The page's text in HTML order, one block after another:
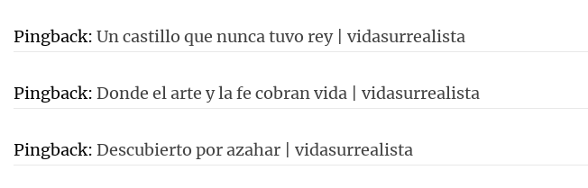
Pingback: Un castillo que nunca tuvo rey | vidasurrealista
Pingback: Donde el arte y la fe cobran vida | vidasurrealista
Pingback: Descubierto por azahar | vidasurrealista